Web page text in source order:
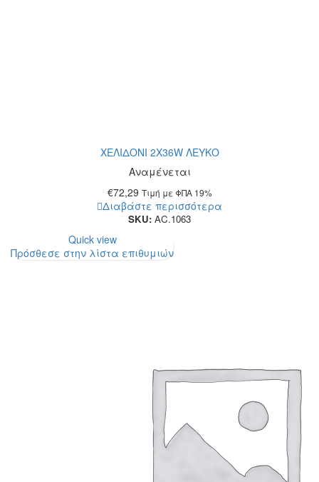
ΧΕΛΙΔΟΝΙ 2Χ36W ΛΕΥΚΟ
Αναμένεται
€72,29 Τιμή με ΦΠΑ 19%
Διαβάστε περισσότερα
SKU: AC.1063
Quick view
Πρόσθεσε στην λίστα επιθυμιών